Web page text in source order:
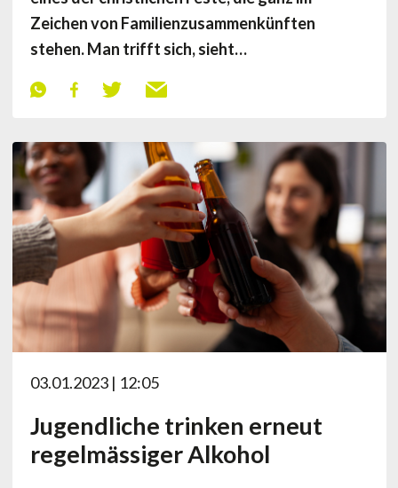
Zeichen von Familienzusammenkünften
stehen. Man trifft sich, sieht…
03.01.2023 | 12:05
Jugendliche trinken erneut
regelmässiger Alkohol